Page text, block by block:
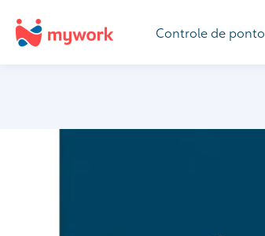
Controle de ponto